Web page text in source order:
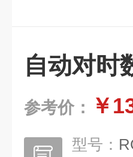
自动对时
参考价： ￥
型号：